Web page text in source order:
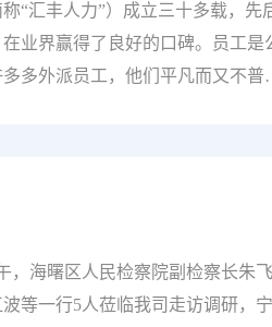
汇丰人力不断探索、不断突破，力
务方案；我们提供全方位、一站
“汇丰人力”）成立三十多载，先
业界赢得了良好的口碑。员工是
多外派员工，他们平凡而又不普
智慧的双重升华。一、财务底蕴，
了，但是那段时光对我来说，是不
“我珍惜每一次的工作机会，因为
，海曙区人民检察院副检察长朱飞
等一行5人莅临我司走访调研，宁